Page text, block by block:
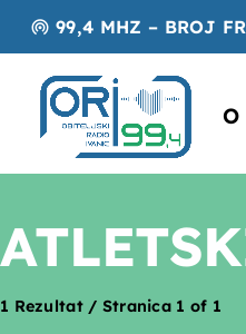
wifi_tethering 99,4 MHZ – BROJ
O
1 Rezultat / Stranica 1 of 1